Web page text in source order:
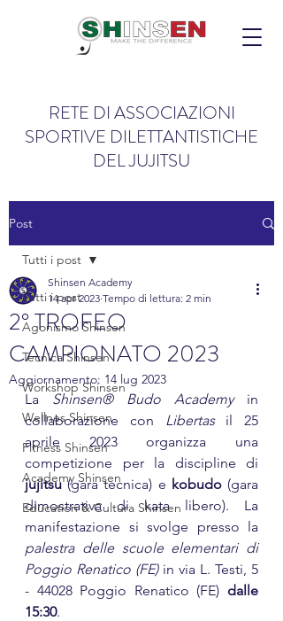
RETE DI ASSOCIAZIONI
SPORTIVE DILETTANTISTICHE
DEL JUJITSU
Post
Tutti i post
Agonismo Shinsen
Tecnica Shinsen
Workshop Shinsen
Wellnes Shinsen
Fitness Shinsen
Academy Shinsen
Education & Cultura Shinsen
Tutti i post
2° TROFEO
CAMPIONATO 2023
Shinsen Academy
14 apr 2023 Tempo di lettura: 2 min
Aggiornamento: 14 lug 2023
La Shinsen® Budo Academy in
collaborazione con Libertas il 25
aprile 2023 organizza una
competizione per la discipline di
jujitsu (gara tecnica) e kobudo (gara
dimostrativa di kata libero). La
palestra delle scuole elementari di
Poggio Renatico (FE) in via L. Testi, 5
- 44028 Poggio Renatico (FE) dalle
15:30.